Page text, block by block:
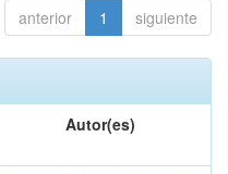
anterior 1 siguiente
Autor(es)